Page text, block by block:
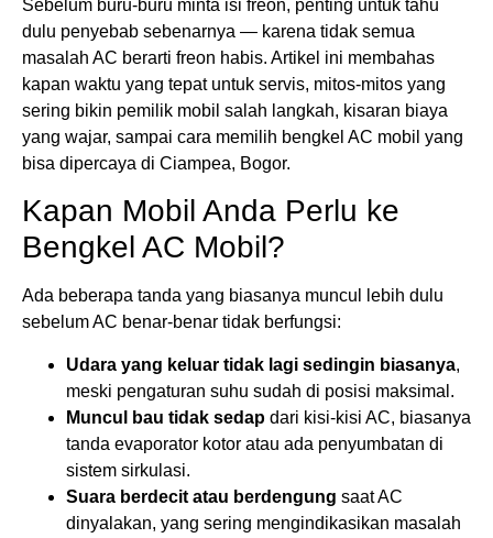
Sebelum buru-buru minta isi freon, penting untuk tahu
dulu penyebab sebenarnya — karena tidak semua
masalah AC berarti freon habis. Artikel ini membahas
kapan waktu yang tepat untuk servis, mitos-mitos yang
sering bikin pemilik mobil salah langkah, kisaran biaya
yang wajar, sampai cara memilih bengkel AC mobil yang
bisa dipercaya di Ciampea, Bogor.
Kapan Mobil Anda Perlu ke
Bengkel AC Mobil?
Ada beberapa tanda yang biasanya muncul lebih dulu
sebelum AC benar-benar tidak berfungsi:
Udara yang keluar tidak lagi sedingin biasanya,
meski pengaturan suhu sudah di posisi maksimal.
Muncul bau tidak sedap dari kisi-kisi AC, biasanya
tanda evaporator kotor atau ada penyumbatan di
sistem sirkulasi.
Suara berdecit atau berdengung saat AC
dinyalakan, yang sering mengindikasikan masalah